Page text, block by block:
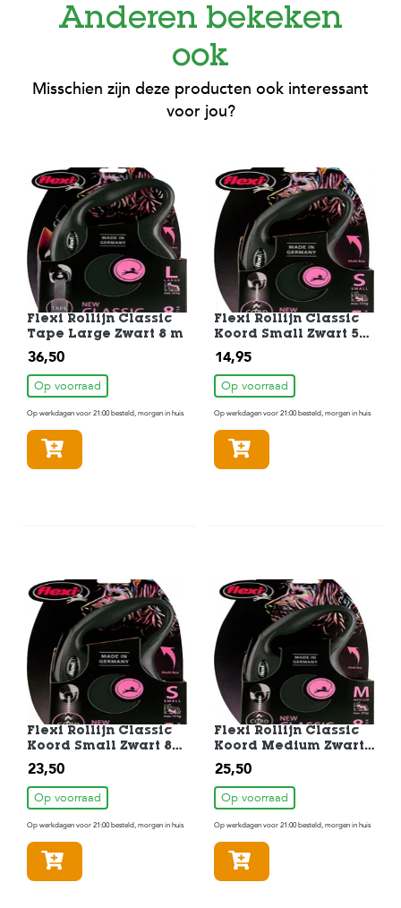
Anderen bekeken
ook
Misschien zijn deze producten ook interessant
voor jou?
Flexi Rollijn Classic
Tape Large Zwart 8 m
36,50
Op voorraad
Op werkdagen voor 21:00 besteld, morgen in huis
Flexi Rollijn Classic
Koord Small Zwart 5
m
14,95
Op voorraad
Op werkdagen voor 21:00 besteld, morgen in huis
Flexi Rollijn Classic
Koord Small Zwart 8
m
23,50
Op voorraad
Op werkdagen voor 21:00 besteld, morgen in huis
Flexi Rollijn Classic
Koord Medium Zwart
8 m
25,50
Op voorraad
Op werkdagen voor 21:00 besteld, morgen in huis